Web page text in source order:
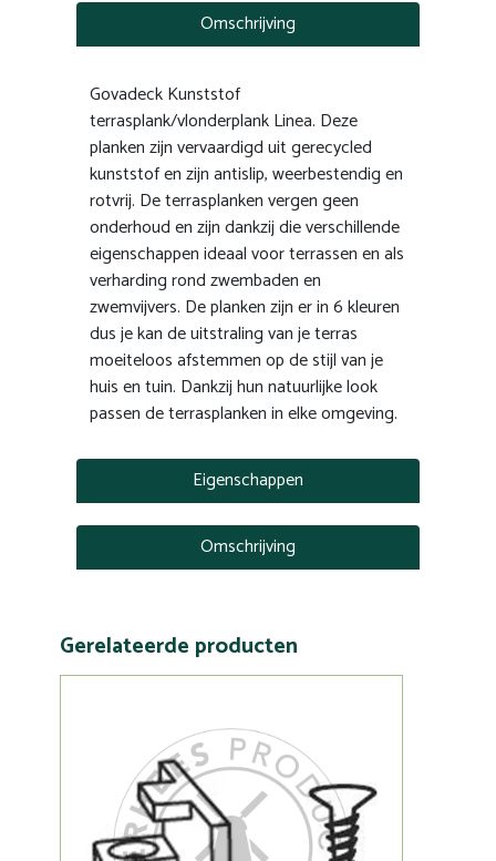
Omschrijving
Govadeck Kunststof
terrasplank/vlonderplank Linea. Deze
planken zijn vervaardigd uit gerecycled
kunststof en zijn antislip, weerbestendig en
rotvrij. De terrasplanken vergen geen
onderhoud en zijn dankzij die verschillende
eigenschappen ideaal voor terrassen en als
verharding rond zwembaden en
zwemvijvers. De planken zijn er in 6 kleuren
dus je kan de uitstraling van je terras
moeiteloos afstemmen op de stijl van je
huis en tuin. Dankzij hun natuurlijke look
passen de terrasplanken in elke omgeving.
Eigenschappen
Omschrijving
Gerelateerde producten